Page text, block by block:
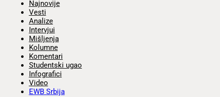
Najnovije
Vesti
Analize
Intervjui
Mišljenja
Kolumne
Komentari
Studentski ugao
Infografici
Video
EWB Srbija